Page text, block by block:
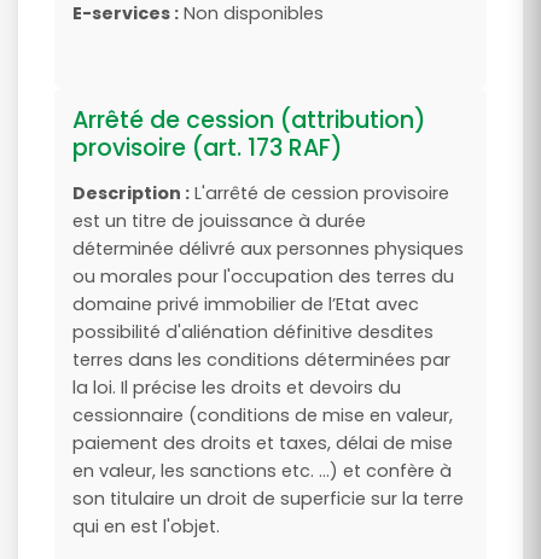
E-services : Non disponibles
Arrêté de cession (attribution)
provisoire (art. 173 RAF)
Description : L'arrêté de cession provisoire
est un titre de jouissance à durée
déterminée délivré aux personnes physiques
ou morales pour l'occupation des terres du
domaine privé immobilier de l’Etat avec
possibilité d'aliénation définitive desdites
terres dans les conditions déterminées par
la loi. Il précise les droits et devoirs du
cessionnaire (conditions de mise en valeur,
paiement des droits et taxes, délai de mise
en valeur, les sanctions etc. ...) et confère à
son titulaire un droit de superficie sur la terre
qui en est l'objet.